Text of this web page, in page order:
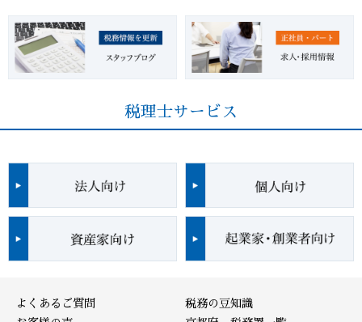
税理士サービス
よくあるご質問
税務の豆知識